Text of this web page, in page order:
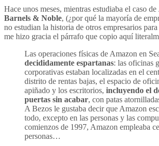
Hace unos meses, mientras estudiaba el caso de
Barnels & Noble, (¿por qué la mayoría de
no estudian la historia de otros empresarios
me hizo gracia el párrafo que copio aquí
Las operaciones físicas de Amazon en
decididamente espartanas: las oficinas
corporativas estaban localizadas en el
distrito de rentas bajas, el espacio de
apiñado y los escritorios, incluyendo el
puertas sin acabar, con patas
A Bezos le gustaba decir que Amazon
todo, excepto en las personas y las
comienzos de 1997, Amazon empleaba
personas…